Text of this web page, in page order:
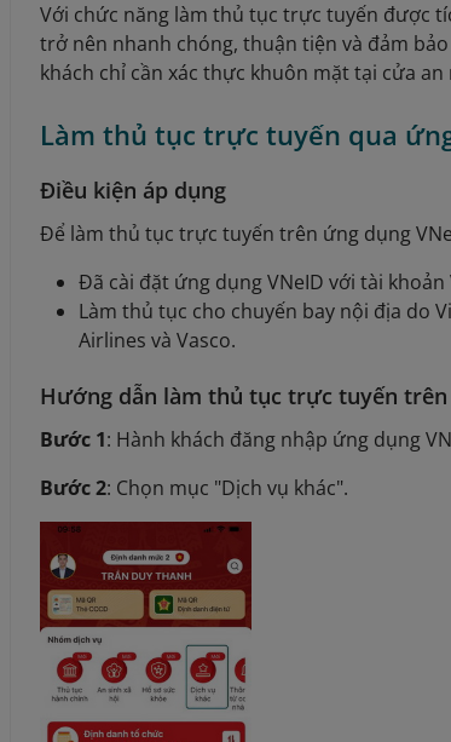
Với chức năng làm thủ tục trực tuyến được
trở nên nhanh chóng, thuận tiện và đảm
khách chỉ cần xác thực khuôn mặt tại cửa
Làm thủ tục trực tuyến qua
Điều kiện áp dụng
Để làm thủ tục trực tuyến trên ứng dụng
Đã cài đặt ứng dụng VNeID với tài
Làm thủ tục cho chuyến bay nội địa do
Airlines và Vasco.
Hướng dẫn làm thủ tục trực tuyến trên
Bước 1: Hành khách đăng nhập ứng dụng
Bước 2: Chọn mục "Dịch vụ khác".